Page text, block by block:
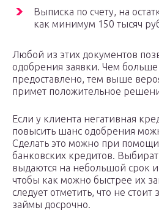
Выписка по счету, на
как минимум 150 тысяч
Любой из этих документов
одобрения заявки. Чем больше
предоставлено, тем выше
примет положительное
Если у клиента негативная
повысить шанс одобрения
Сделать это можно при
банковских кредитов.
выдаются на небольшой срок
чтобы как можно быстрее их
следует отметить, что не
займы досрочно.